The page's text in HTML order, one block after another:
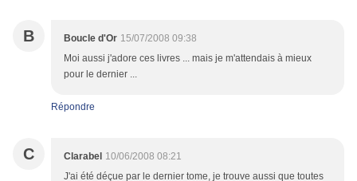
B Boucle d'Or 15/07/2008 09:38
Moi aussi j'adore ces livres ... mais je m'attendais à mieux
pour le dernier ...
Répondre
C Clarabel 10/06/2008 08:21
J'ai été déçue par le dernier tome, je trouve aussi que toutes